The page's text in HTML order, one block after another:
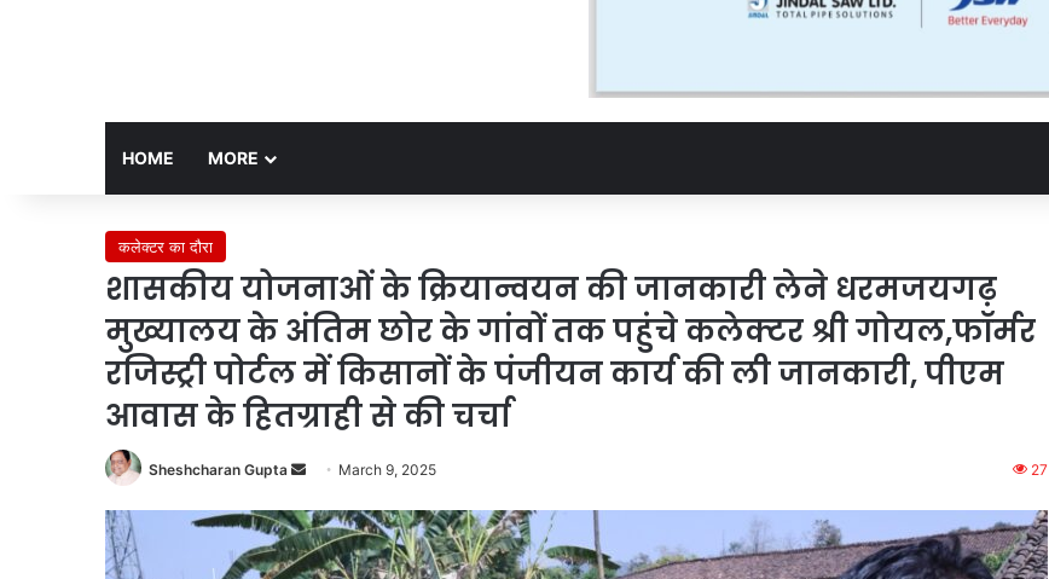
HOME MORE
कलेक्टर का दौरा
शासकीय योजनाओं के क्रियान्वयन की जानकारी लेने धरमजयगढ़
मुख्यालय के अंतिम छोर के गांवों तक पहुंचे कलेक्टर श्री गोयल,फॉर्मर
रजिस्ट्री पोर्टल में किसानों के पंजीयन कार्य की ली जानकारी, पीएम
आवास के हितग्राही से की चर्चा
Sheshcharan Gupta
Send
email
March 9, 2025 27